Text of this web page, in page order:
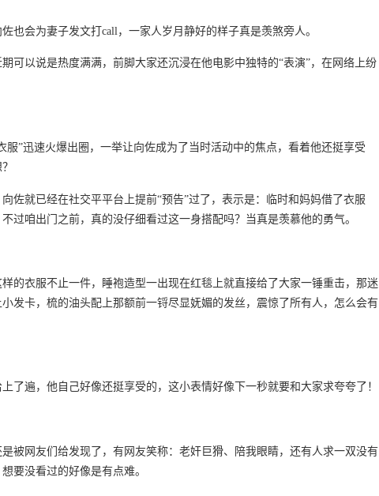
也会为妻子发文打call，一家人岁月静好的样子真是羡煞旁人。
可以说是热度满满，前脚大家还沉浸在他电影中独特的“表演”，在网络上纷
服”迅速火爆出圈，一举让向佐成为了当时活动中的焦点，看着他还挺享受
佐就已经在社交平平台上提前“预告”过了，表示是：临时和妈妈借了衣服
过咱出门之前，真的没仔细看过这一身搭配吗？当真是羡慕他的勇气。
的衣服不止一件，睡袍造型一出现在红毯上就直接给了大家一锤重击，那迷
发卡，梳的油头配上那额前一锊尽显妩媚的发丝，震惊了所有人，怎么会有
了遍，他自己好像还挺享受的，这小表情好像下一秒就要和大家求夸夸了！
被网友们给发现了，有网友笑称：老奸巨猾、陪我眼睛，还有人求一双没有
要没看过的好像是有点难。